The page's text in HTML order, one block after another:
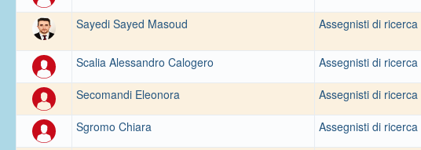
Sayedi Sayed Masoud Assegnisti di ricerca
Scalia Alessandro Calogero
Assegnisti di ricerca
Secomandi Eleonora Assegnisti di ricerca
Sgromo Chiara Assegnisti di ricerca